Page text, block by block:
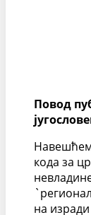
Повод
кода за
на